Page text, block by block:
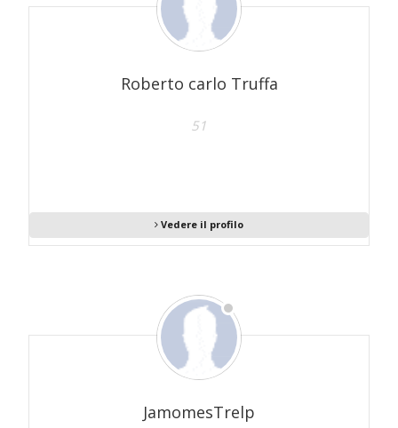
Roberto carlo Truffa
51
Vedere il profilo
JamomesTrelp